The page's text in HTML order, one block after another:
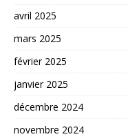
avril 2025
mars 2025
février 2025
janvier 2025
décembre 2024
novembre 2024